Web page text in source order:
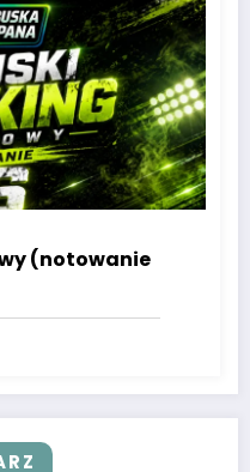
(notowanie